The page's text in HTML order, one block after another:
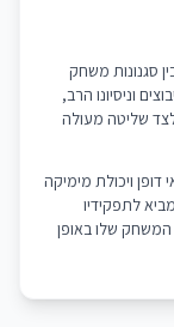
סגנונות משחק
וניסיונו הרב,
שליטה מעולה
דופן ויכולת מימיקה
לתפקידיו
המשחק שלו באופן